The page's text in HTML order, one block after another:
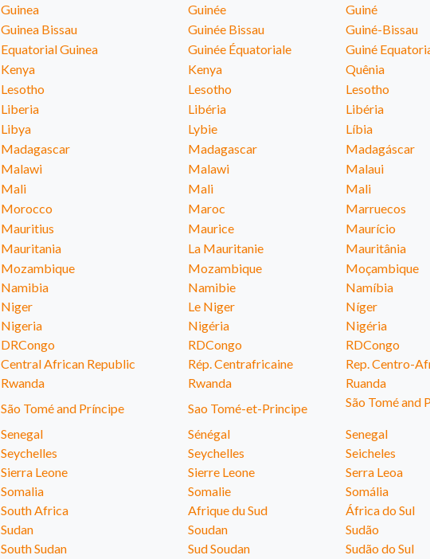
Guinea Guinée
Guiné
Guinea Bissau Guinée Bissau
Guiné-Bissau
Equatorial Guinea Guinée Équatoriale
Guiné
Kenya Kenya
Quênia
Lesotho Lesotho
Lesotho
Liberia Libéria
Libéria
Libya Lybie
Líbia
Madagascar Madagascar
Madagáscar
Malawi Malawi
Malaui
Mali Mali
Mali
Morocco Maroc
Marruecos
Mauritius Maurice
Maurício
Mauritania La Mauritanie
Mauritânia
Mozambique Mozambique
Moçambique
Namibia Namibie
Namíbia
Niger Le Niger
Níger
Nigeria Nigéria
Nigéria
DRCongo RDCongo
RDCongo
Central African Republic Rép. Centrafricaine
Rep. Centro-
Rwanda Rwanda
Ruanda
São Tomé and Príncipe Sao Tomé-et-Principe São Tomé and
Senegal Sénégal
Senegal
Seychelles Seychelles
Seicheles
Sierra Leone Sierre Leone
Serra Leoa
Somalia Somalie
Somália
South Africa Afrique du Sud
África do Sul
Sudan Soudan
Sudão
South Sudan Sud Soudan
Sudão do Sul